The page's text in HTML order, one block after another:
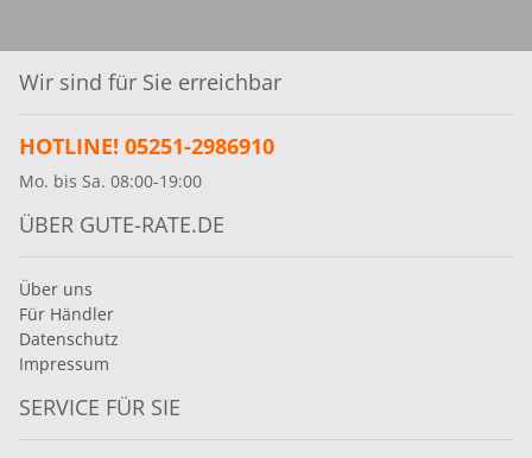
Wir sind für Sie erreichbar
HOTLINE! 05251-2986910
Mo. bis Sa. 08:00-19:00
ÜBER GUTE-RATE.DE
Über uns
Für Händler
Datenschutz
Impressum
SERVICE FÜR SIE